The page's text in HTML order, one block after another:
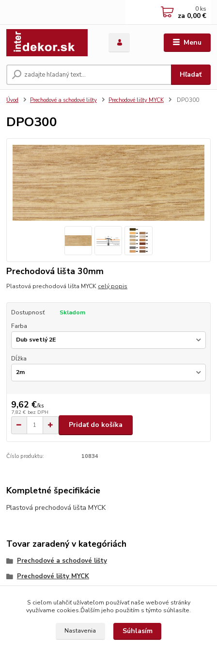
Menu
Hľadať
0 ks
za 0,00 €
Úvod Prechodové a schodové lišty Prechodové lišty MYCK DPO300
DPO300
Prechodová lišta 30mm
Plastová prechodová lišta MYCK celý popis
Dostupnosť
Skladom
Farba
Dĺžka
9,62 €/ks
7,82 € bez DPH
Pridať do košíka
Číslo produktu: 10834
Kompletné špecifikácie
Plastová prechodová lišta MYCK
Tovar zaradený v kategóriách
Prechodové a schodové lišty
Prechodové lišty MYCK
S cieľom uľahčiť užívateľom používať naše webové stránky
využívame cookies.Ďalším jeho použitím s týmto súhlasíte.
Nastavenia Súhlasím